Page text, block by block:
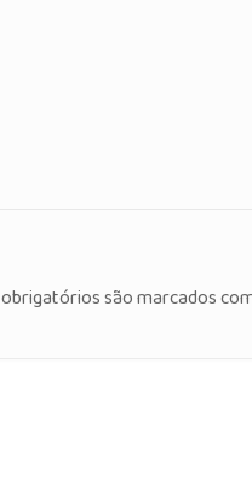
são marcados